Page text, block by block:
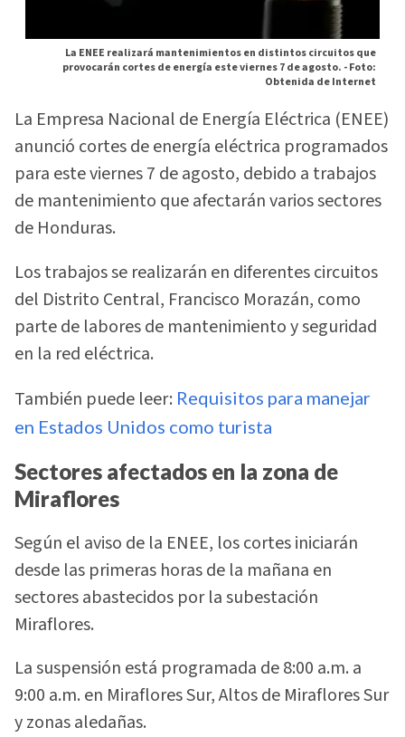
La ENEE realizará mantenimientos en distintos circuitos que
provocarán cortes de energía este viernes 7 de agosto. -Foto:
Obtenida de Internet
La Empresa Nacional de Energía Eléctrica (ENEE)
anunció cortes de energía eléctrica programados
para este viernes 7 de agosto, debido a trabajos
de mantenimiento que afectarán varios sectores
de Honduras.
Los trabajos se realizarán en diferentes circuitos
del Distrito Central, Francisco Morazán, como
parte de labores de mantenimiento y seguridad
en la red eléctrica.
También puede leer: Requisitos para manejar
en Estados Unidos como turista
Sectores afectados en la zona de
Miraflores
Según el aviso de la ENEE, los cortes iniciarán
desde las primeras horas de la mañana en
sectores abastecidos por la subestación
Miraflores.
La suspensión está programada de 8:00 a.m. a
9:00 a.m. en Miraflores Sur, Altos de Miraflores Sur
y zonas aledañas.